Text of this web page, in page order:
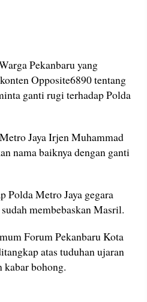
Pekanbaru yang
Opposite6890 tentang
ganti rugi terhadap Polda
Jaya Irjen Muhammad
nama baiknya dengan ganti
Polda Metro Jaya gegara
membebaskan Masril.
Forum Pekanbaru Kota
atas tuduhan ujaran
kabar bohong.